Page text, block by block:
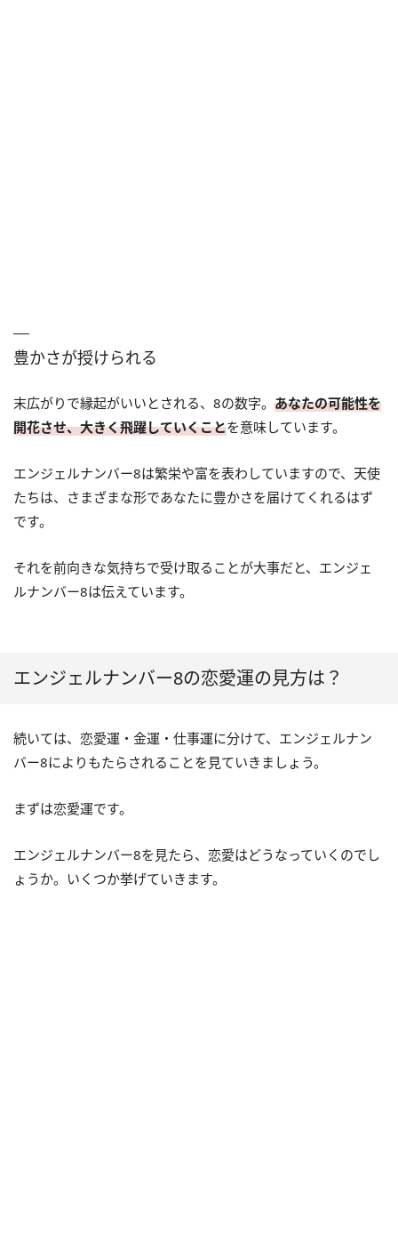
豊かさが授けられる
末広がりで縁起がいいとされる、8の数字。 あなたの可能性を
開花させ、大きく飛躍していくことを意味しています。
エンジェルナンバー8は繁栄や富を表わしていますので、天使
たちは、さまざまな形であなたに豊かさを届けてくれるはず
です。
それを前向きな気持ちで受け取ることが大事だと、エンジェ
ルナンバー8は伝えています。
エンジェルナンバー8の恋愛運の見方は？
続いては、恋愛運・金運・仕事運に分けて、エンジェルナン
バー8によりもたらされることを見ていきましょう。
まずは恋愛運です。
エンジェルナンバー8を見たら、恋愛はどうなっていくのでし
ょうか。いくつか挙げていきます。